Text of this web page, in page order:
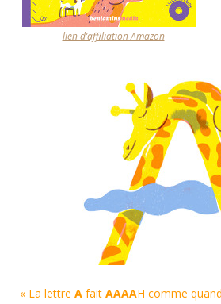
lien d’affiliation Amazon
« La lettre Afait AAAAH comme quand